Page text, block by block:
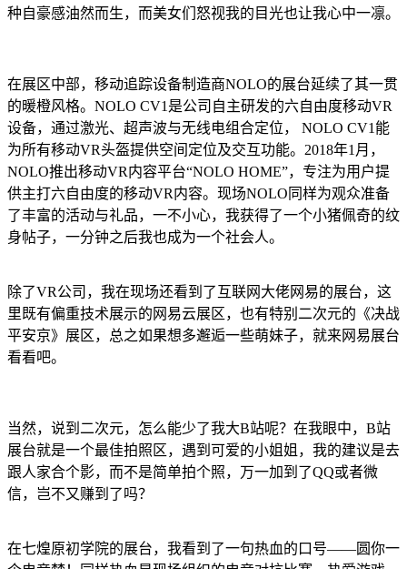
种自豪感油然而生，而美女们怒视我的目光也让我心中一凛。
在展区中部，移动追踪设备制造商NOLO的展台延续了其一贯
的暖橙风格。NOLO CV1是公司自主研发的六自由度移动VR
设备，通过激光、超声波与无线电组合定位， NOLO CV1能
为所有移动VR头盔提供空间定位及交互功能。2018年1月，
NOLO推出移动VR内容平台“NOLO HOME”，专注为用户提
供主打六自由度的移动VR内容。现场NOLO同样为观众准备
了丰富的活动与礼品，一不小心，我获得了一个小猪佩奇的纹
身帖子，一分钟之后我也成为一个社会人。
除了VR公司，我在现场还看到了互联网大佬网易的展台，这
里既有偏重技术展示的网易云展区，也有特别二次元的《决战
平安京》展区，总之如果想多邂逅一些萌妹子，就来网易展台
看看吧。
当然，说到二次元，怎么能少了我大B站呢？在我眼中，B站
展台就是一个最佳拍照区，遇到可爱的小姐姐，我的建议是去
跟人家合个影，而不是简单拍个照，万一加到了QQ或者微
信，岂不又赚到了吗？
在七煌原初学院的展台，我看到了一句热血的口号——圆你一